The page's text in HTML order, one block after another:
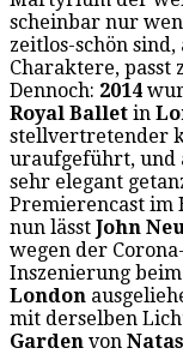
scheinbar nur
zeitlos-schön
Charaktere, passt
Dennoch: 2014
Royal Ballet in
stellvertretender
uraufgeführt, und
sehr elegant
Premierencast im
nun lässt John
wegen der
Inszenierung beim
London
mit derselben
Garden von